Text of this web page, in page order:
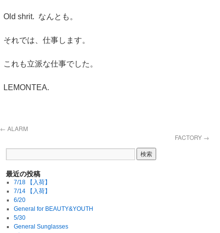
Old shrit. なんとも。
それでは、仕事します。
これも立派な仕事でした。
LEMONTEA.
← ALARM
FACTORY →
最近の投稿
7/18 【入荷】
7/14 【入荷】
6/20
General for BEAUTY&YOUTH
5/30
General Sunglasses